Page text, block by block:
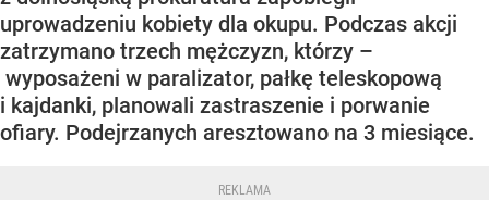
uprowadzeniu kobiety dla okupu. Podczas akcji
zatrzymano trzech mężczyzn, którzy –
wyposażeni w paralizator, pałkę teleskopową
i kajdanki, planowali zastraszenie i porwanie
ofiary. Podejrzanych aresztowano na 3 miesiące.